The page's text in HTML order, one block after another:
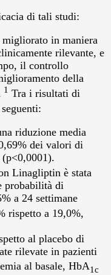
di tali studi:
migliorato in maniera
rilevante, e
il controllo
della
1 Tra i risultati di
riduzione media
dei valori di
Linagliptin è stata
probabilità di
a 24 settimane
rispetto a 19,0%,
al placebo di
rilevate in pazienti
al basale, HbA1c